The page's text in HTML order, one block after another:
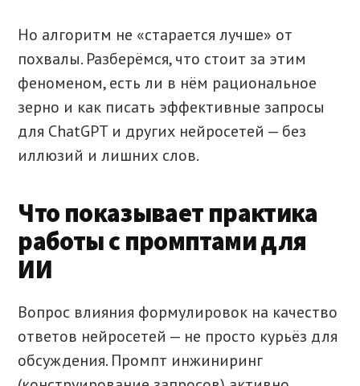
Но алгоритм не «старается лучше» от
похвалы. Разберёмся, что стоит за этим
феноменом, есть ли в нём рациональное
зерно и как писать эффективные запросы
для ChatGPT и других нейросетей — без
иллюзий и лишних слов.
Что показывает практика
работы с промптами для
ИИ
Вопрос влияния формулировок на качество
ответов нейросетей — не просто курьёз для
обсуждения. Промпт инжиниринг